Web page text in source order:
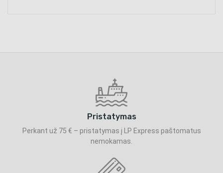
Pristatymas
Perkant už 75 € – pristatymas į LP Express paštomatus
nemokamas.